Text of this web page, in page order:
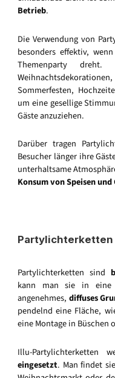
Betrieb.
Die Verwendung von
besonders effektiv,
Themenparty
Sommerfesten,
um eine gesellige
Gäste anzuziehen.
Darüber tragen
Besucher länger ihre
unterhaltsame
Konsum von Speisen
Partylichterketten
Partylichterketten sind
kann man sie in eine
angenehmes, diffuses
pendelnd eine Fläche,
eine Montage in Büschen
Illu-Partylichterketten
eingesetzt. Man findet